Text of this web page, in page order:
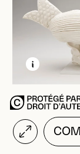
EN
OUVRIR